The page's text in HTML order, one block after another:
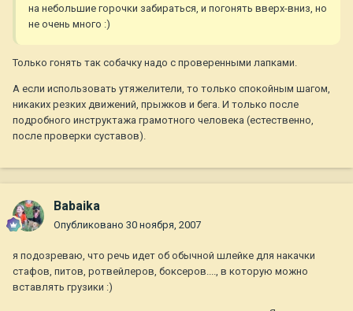
на небольшие горочки забираться, и погонять вверх-вниз, но
не очень много :)
Только гонять так собачку надо с проверенными лапками.
А если использовать утяжелители, то только спокойным шагом,
никаких резких движений, прыжков и бега. И только после
подробного инструктажа грамотного человека (естественно,
после проверки суставов).
Babaika
Опубликовано 30 ноября, 2007
я подозреваю, что речь идет об обычной шлейке для накачки
стафов, питов, ротвейлеров, боксеров...., в которую можно
вставлять грузики :)